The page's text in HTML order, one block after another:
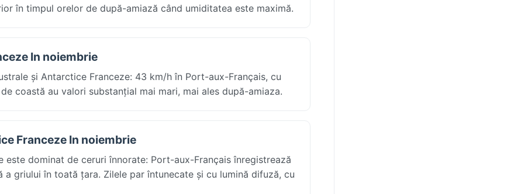
în timpul orelor de după-amiază când umiditatea este maximă.
In noiembrie
și Antarctice Franceze: 43 km/h în Port-aux-Français, cu
coastă au valori substanțial mai mari, mai ales după-amiaza.
Franceze In noiembrie
dominat de ceruri înnorate: Port-aux-Français înregistrează
griului în toată țara. Zilele par întunecate și cu lumină difuză, cu